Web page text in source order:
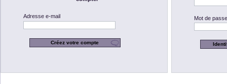
Adresse e-mail Mot de